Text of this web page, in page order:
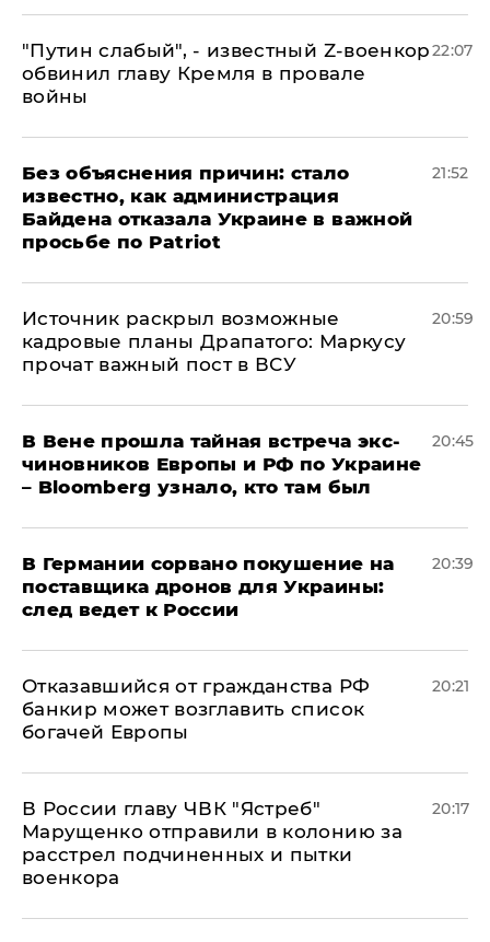
​"Путин слабый", - известный Z-военкор
обвинил главу Кремля в провале
войны
22:07
Без объяснения причин: стало
известно, как администрация
Байдена отказала Украине в важной
просьбе по Patriot
21:52
​Источник раскрыл возможные
кадровые планы Драпатого: Маркусу
прочат важный пост в ВСУ
20:59
В Вене прошла тайная встреча экс-
чиновников Европы и РФ по Украине
– Bloomberg узнало, кто там был
20:45
​В Германии сорвано покушение на
поставщика дронов для Украины:
след ведет к России
20:39
Отказавшийся от гражданства РФ
банкир может возглавить список
богачей Европы
20:21
В России главу ЧВК "Ястреб"
Марущенко отправили в колонию за
расстрел подчиненных и пытки
военкора
20:17